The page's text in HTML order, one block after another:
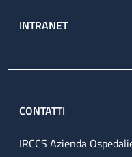
INTRANET
CONTATTI
IRCCS Azienda